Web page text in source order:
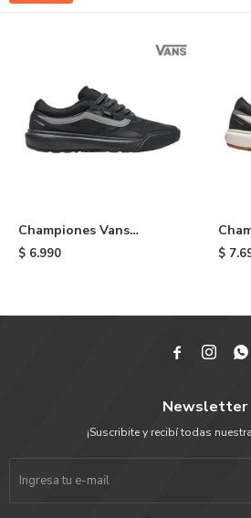
Championes Vans
UltraRange 2.0 - Black/grey
$ 6.990 $
  
Newsletter
¡Suscribite y recibí todas